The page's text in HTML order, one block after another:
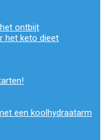
ontbijt
het keto dieet
een koolhydraatarm